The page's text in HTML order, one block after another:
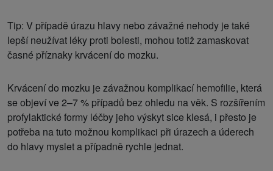
Tip: V případě úrazu hlavy nebo závažné nehody je také
lepší neužívat léky proti bolesti, mohou totiž zamaskovat
časné příznaky krvácení do mozku.
Krvácení do mozku je závažnou komplikací hemofilie, která
se objeví ve 2–7 % případů bez ohledu na věk. S rozšířením
profylaktické formy léčby jeho výskyt sice klesá, i přesto je
potřeba na tuto možnou komplikaci při úrazech a úderech
do hlavy myslet a případně rychle jednat.